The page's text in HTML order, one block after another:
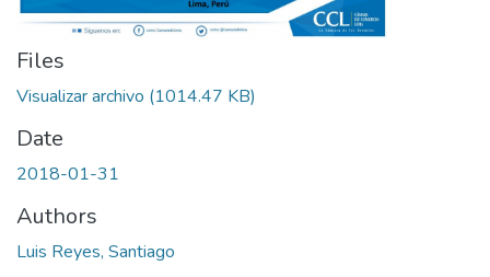
Files
Visualizar archivo (1014.47 KB)
Date
2018-01-31
Authors
Luis Reyes, Santiago